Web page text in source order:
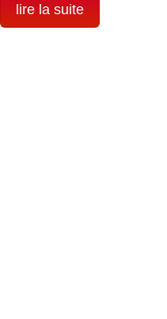
lire la suite